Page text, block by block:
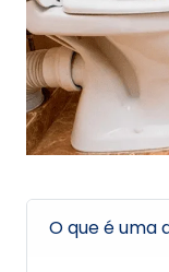
O que é uma